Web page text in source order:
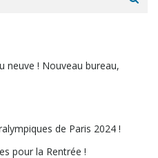
neuve ! Nouveau bureau,
de Paris 2024 !
pour la Rentrée !